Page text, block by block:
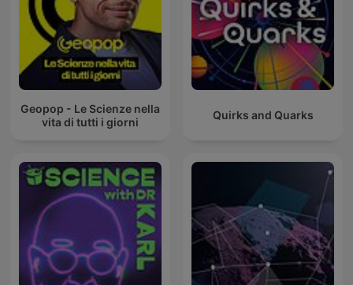
Geopop - Le Scienze nella
vita di tutti i giorni
Quirks and Quarks